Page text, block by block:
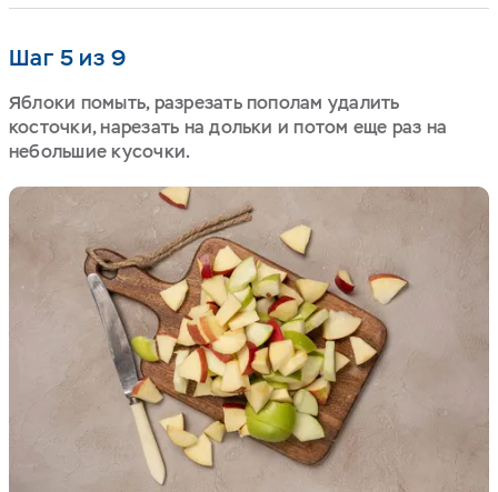
Шаг 5 из 9
Яблоки помыть, разрезать пополам удалить
косточки, нарезать на дольки и потом еще раз на
небольшие кусочки.